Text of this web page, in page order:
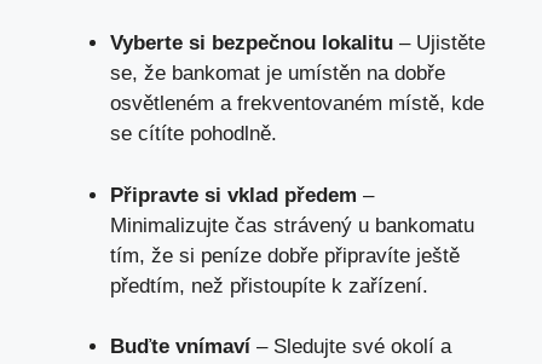
Vyberte si bezpečnou lokalitu – Ujistěte
se, že bankomat je umístěn na dobře
osvětleném a frekventovaném místě, kde
se cítíte pohodlně.
Připravte si vklad předem –
Minimalizujte čas strávený u bankomatu
tím, že si peníze dobře připravíte ještě
předtím, než přistoupíte k zařízení.
Buďte vnímaví – Sledujte své okolí a